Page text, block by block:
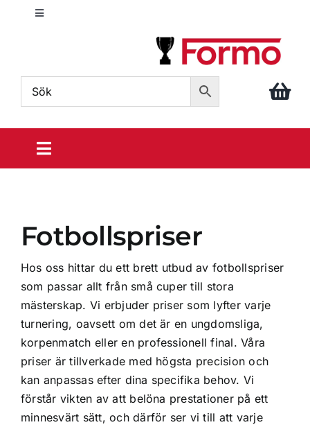
Fortsätt
Toggle
040 – 611 86 88
Toggle
Din idrott
Profilprodukter
Lotter
Övrigt
Fotbollspriser
Hos oss hittar du ett brett utbud av fotbollspriser
som passar allt från små cuper till stora
mästerskap. Vi erbjuder priser som lyfter varje
turnering, oavsett om det är en ungdomsliga,
korpenmatch eller en professionell final. Våra
priser är tillverkade med högsta precision och
kan anpassas efter dina specifika behov. Vi
förstår vikten av att belöna prestationer på ett
minnesvärt sätt, och därför ser vi till att varje